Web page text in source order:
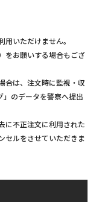
いただけません。
をお願いする場合もござ
合は、注文時に監視・収
」のデータを警察へ提出
に不正注文に利用された
セルをさせていただきま